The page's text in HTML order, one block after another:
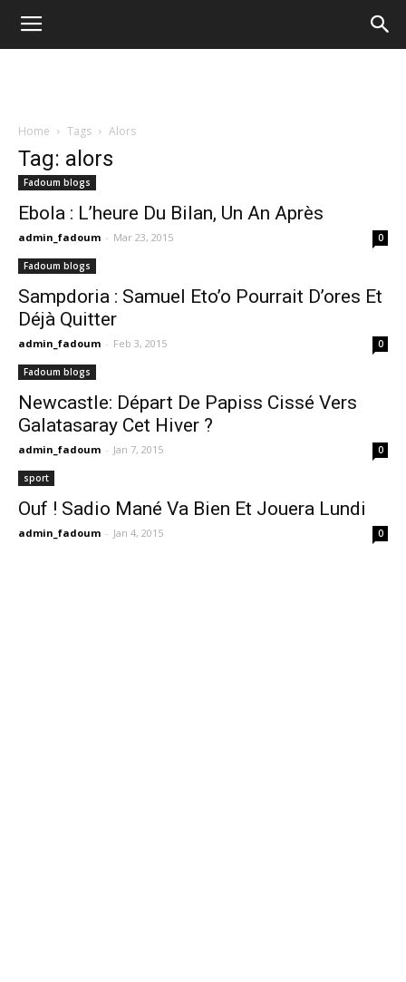
Home Tags Alors
Tag: alors
Fadoum blogs
Ebola : L’heure Du Bilan, Un An Après
admin_fadoum - Mar 23, 2015 0
Fadoum blogs
Sampdoria : Samuel Eto’o Pourrait D’ores Et
Déjà Quitter
admin_fadoum - Feb 3, 2015 0
Fadoum blogs
Newcastle: Départ De Papiss Cissé Vers
Galatasaray Cet Hiver ?
admin_fadoum - Jan 7, 2015 0
sport
Ouf ! Sadio Mané Va Bien Et Jouera Lundi
admin_fadoum - Jan 4, 2015 0